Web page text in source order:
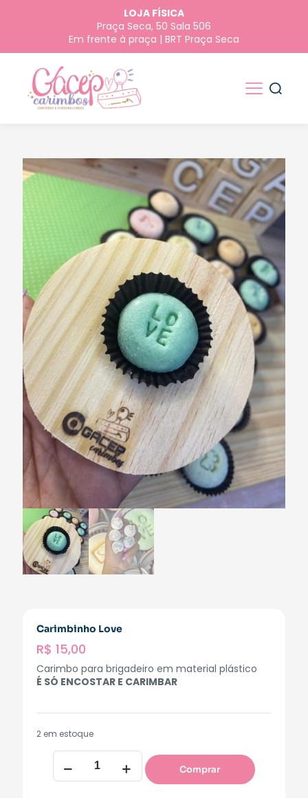
LOJA FÍSICA
Praça Seca, 50 Sala 506
Em frente à praça | BRT Praça Seca
Carimbinho Love
R$ 15,00
Carimbo para brigadeiro em material plástico
É SÓ ENCOSTAR E CARIMBAR
2 em estoque
Comprar